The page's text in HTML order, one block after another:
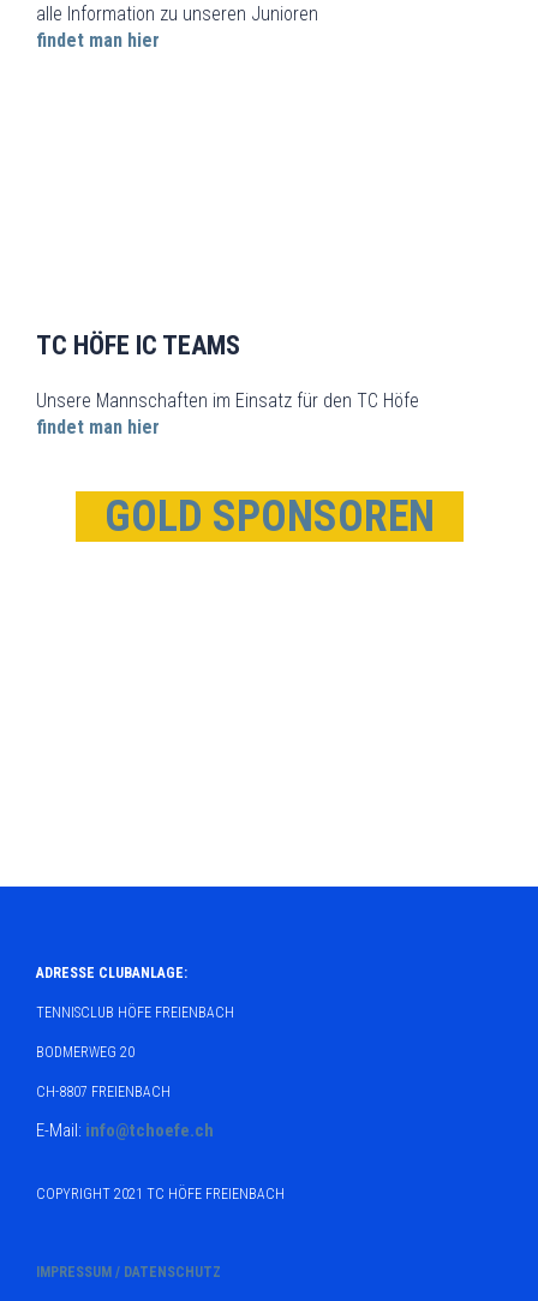
alle Information zu unseren Junioren
findet man hier
TC HÖFE IC TEAMS
Unsere Mannschaften im Einsatz für den TC Höfe
findet man hier
GOLD SPONSOREN
ADRESSE CLUBANLAGE:
TENNISCLUB HÖFE FREIENBACH
BODMERWEG 20
CH-8807 FREIENBACH
E-Mail: info@tchoefe.ch
COPYRIGHT 2021 TC HÖFE FREIENBACH
IMPRESSUM / DATENSCHUTZ